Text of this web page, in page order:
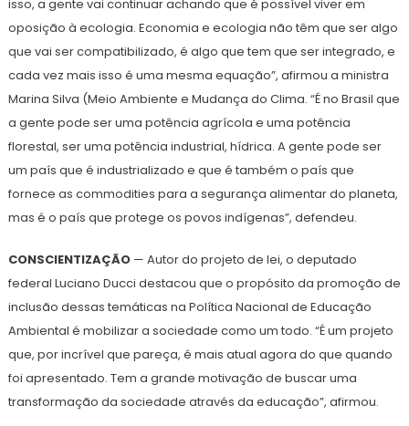
isso, a gente vai continuar achando que é possível viver em
oposição à ecologia. Economia e ecologia não têm que ser algo
que vai ser compatibilizado, é algo que tem que ser integrado, e
cada vez mais isso é uma mesma equação”, afirmou a ministra
Marina Silva (Meio Ambiente e Mudança do Clima. “É no Brasil que
a gente pode ser uma potência agrícola e uma potência
florestal, ser uma potência industrial, hídrica. A gente pode ser
um país que é industrializado e que é também o país que
fornece as commodities para a segurança alimentar do planeta,
mas é o país que protege os povos indígenas”, defendeu.
CONSCIENTIZAÇÃO — Autor do projeto de lei, o deputado
federal Luciano Ducci destacou que o propósito da promoção de
inclusão dessas temáticas na Política Nacional de Educação
Ambiental é mobilizar a sociedade como um todo. “É um projeto
que, por incrível que pareça, é mais atual agora do que quando
foi apresentado. Tem a grande motivação de buscar uma
transformação da sociedade através da educação”, afirmou.